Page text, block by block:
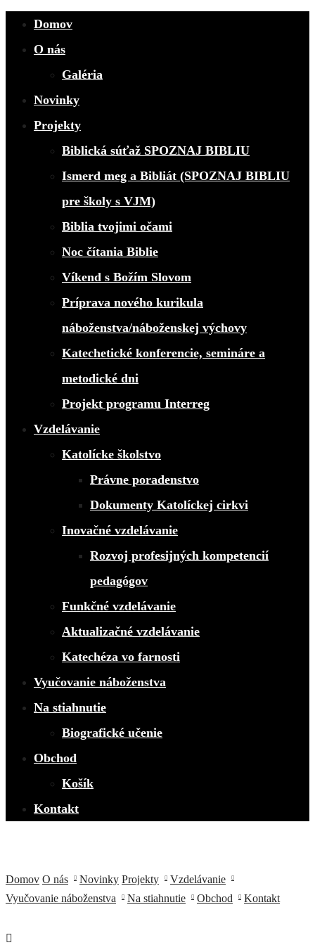
Close
Domov
O nás
Galéria
Novinky
Projekty
Biblická súťaž SPOZNAJ BIBLIU
Ismerd meg a Bibliát (SPOZNAJ BIBLIU
pre školy s VJM)
Biblia tvojimi očami
Noc čítania Biblie
Víkend s Božím Slovom
Príprava nového kurikula
náboženstva/náboženskej výchovy
Katechetické konferencie, semináre a
metodické dni
Projekt programu Interreg
Vzdelávanie
Katolícke školstvo
Právne poradenstvo
Dokumenty Katolíckej cirkvi
Inovačné vzdelávanie
Rozvoj profesijných kompetencií
pedagógov
Funkčné vzdelávanie
Aktualizačné vzdelávanie
Katechéza vo farnosti
Vyučovanie náboženstva
Na stiahnutie
Biografické učenie
Obchod
Košík
Kontakt
Domov O nás Novinky Projekty
Vzdelávanie
Vyučovanie náboženstva
Na stiahnutie Obchod Kontakt